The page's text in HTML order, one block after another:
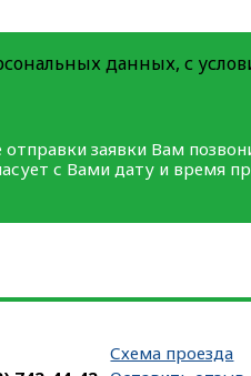
данных, с
отправки заявки Вам
с Вами дату и время
Схема проезда